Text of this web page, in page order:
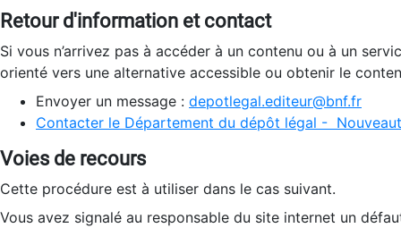
Retour d'information et contact
Si vous n’arrivez pas à accéder à un contenu ou à un
orienté vers une alternative accessible ou obtenir le
Envoyer un message : depotlegal.editeur@bnf.fr
Contacter le Département du dépôt légal -
Voies de recours
Cette procédure est à utiliser dans le cas suivant.
Vous avez signalé au responsable du site internet un